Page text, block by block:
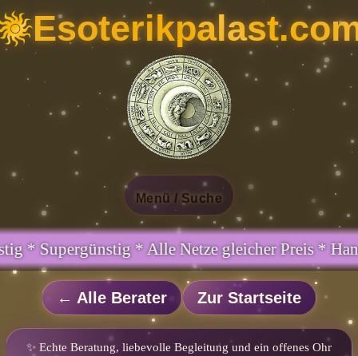
Menü / Suche
Preis * Handy und Festnetz gleicher Preis *
← Alle Berater Zur Startseite
✨ Echte Beratung, liebevolle Begleitung und ein offenes Ohr